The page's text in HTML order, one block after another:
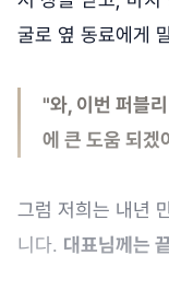
굴로 옆 동료에게
"와, 이번 퍼블
에 큰 도움 되겠
그럼 저희는 내년
니다. 대표님께는